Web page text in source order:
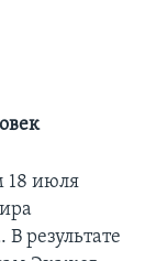
18 июля
результате